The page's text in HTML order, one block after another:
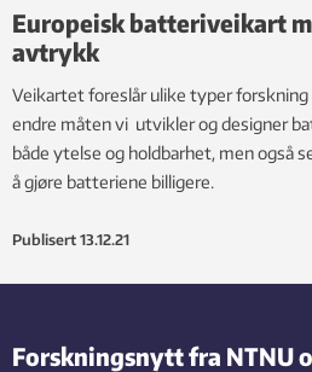
Europeisk batteriveikart
avtrykk
Veikartet foreslår ulike typer forskning
endre måten vi utvikler og designer
både ytelse og holdbarhet, men også
å gjøre batteriene billigere.
Publisert 13.12.21
Forskningsnytt fra NTNU